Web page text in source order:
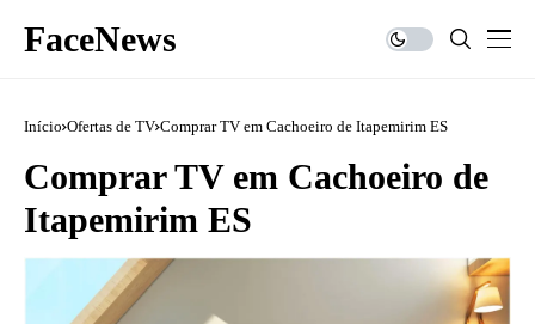
FaceNews
Início Ofertas de TV Comprar TV em Cachoeiro de Itapemirim ES
Comprar TV em Cachoeiro de
Itapemirim ES